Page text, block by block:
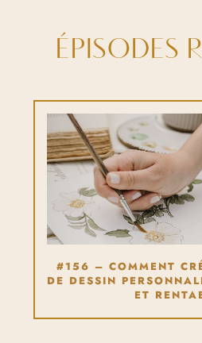
ÉPISODES
#156 – COMMENT
DE DESSIN
ET